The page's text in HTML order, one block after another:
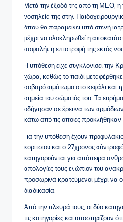
Μετά την έξοδό της από τη ΜΕΘ, η
νοσηλεία της στην
όπου θα παραμείνει υπό στενή
μέχρι να ολοκληρωθεί η
ασφαλής η επιστροφή της εκτός
Η υπόθεση είχε συγκλονίσει την
χώρα, καθώς το παιδί
σοβαρό αιμάτωμα στο κεφάλι και
σημεία του σώματός του. Τα
οδήγησαν σε έρευνα των
κάτω από τις οποίες προκλήθηκαν
Για την υπόθεση έχουν
κοριτσιού και ο 27χρονος
κατηγορούνται για απόπειρα
απολογίες τους ενώπιον του
προσωρινά κρατούμενοι μέχρι να
διαδικασία.
Από την πλευρά τους, οι δύο
τις κατηγορίες και υποστηρίζουν